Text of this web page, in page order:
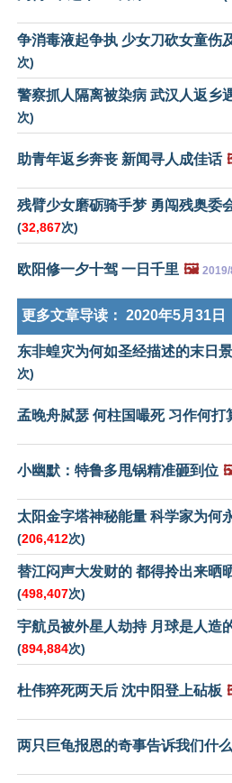
争消毒液起争执 少女刀砍女童伤
次)
警察抓人隔离被染病 武汉人返乡
次)
助青年返乡奔丧 新闻寻人成佳话
残臂少女磨砺骑手梦 勇闯残奥委
(32,867次)
欧阳修一夕十驾 一日千里 🖼️ 2019/
更多文章导读： 2020年5月31日
东非蝗灾为何如圣经描述的末日
次)
孟晚舟脦瑟 何柱国嘬死 习作何打
小幽默：特鲁多甩锅精准砸到位
太阳金字塔神秘能量 科学家为何
(206,412次)
替江闷声大发财的 都得拎出来晒
(498,407次)
宇航员被外星人劫持 月球是人造
(894,884次)
杜伟猝死两天后 沈中阳登上砧板
两只巨龟报恩的奇事告诉我们什么